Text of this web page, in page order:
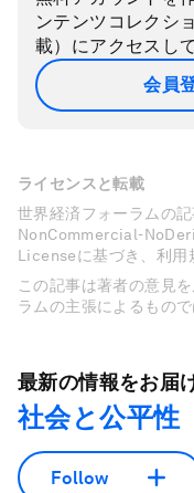
ンテンツコレクシ
載）にアクセスし
会員
ライセンスと転載
世界経済フォーラムの
NonCommercial-
Licenseに基づき、利用
この記事は著者の意見
ラムの主張によるもので
最新の情報をお届
社会と公平性
Follow